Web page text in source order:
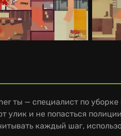
ты — специалист по
улик и не попасться
каждый шаг,